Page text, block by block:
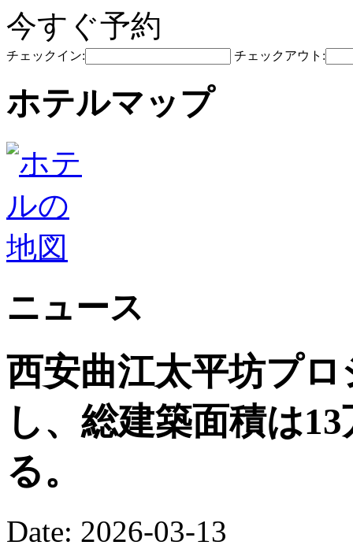
今すぐ予約
チェックイン: チェックアウト:
ホテルマップ
ニュース
西安曲江太平坊プ
し、総建築面積は
る。
Date: 2026-03-13